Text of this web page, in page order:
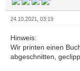
scroll
24.10.2021, 03:19
Hinweis:
Wir printen einen
abgeschnitten,